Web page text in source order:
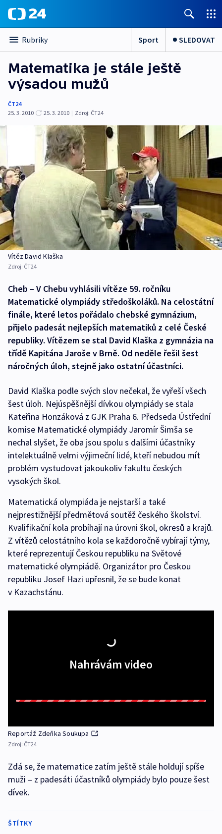
Rubriky Sport SLEDOVAT
Matematika je stále ještě
výsadou mužů
ČT24
25. 3. 2010
25. 3. 2010 | Zdroj: ČT24
Vítěz David Klaška
Zdroj: ČT24
Cheb – V Chebu vyhlásili vítěze 59. ročníku
Matematické olympiády středoškoláků. Na celostátní
finále, které letos pořádalo chebské gymnázium,
přijelo padesát nejlepších matematiků z celé České
republiky. Vítězem se stal David Klaška z gymnázia na
třídě Kapitána Jaroše v Brně. Od neděle řešil šest
náročných úloh, stejně jako ostatní účastníci.
David Klaška podle svých slov nečekal, že vyřeší všech
šest úloh. Nejúspěšnější dívkou olympiády se stala
Kateřina Honzáková z GJK Praha 6. Předseda Ústřední
komise Matematické olympiády Jaromír Šimša se
nechal slyšet, že oba jsou spolu s dalšími účastníky
intelektuálně velmi výjimeční lidé, kteří nebudou mít
problém vystudovat jakoukoliv fakultu českých
vysokých škol.
Matematická olympiáda je nejstarší a také
nejprestižnější předmětová soutěž českého školství.
Kvalifikační kola probíhají na úrovni škol, okresů a krajů.
Z vítězů celostátního kola se každoročně vybírají týmy,
které reprezentují Českou republiku na Světové
matematické olympiádě. Organizátor pro Českou
republiku Josef Hazi upřesnil, že se bude konat
v Kazachstánu.
Nahrávám video
Reportáž Zdeňka Soukupa
Zdroj: ČT24
Zdá se, že matematice zatím ještě stále holdují spíše
muži – z padesáti účastníků olympiády bylo pouze šest
dívek.
ŠTÍTKY